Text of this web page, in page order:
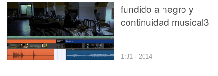
fundido a negro y
continuidad musical3
1:31 · 2014